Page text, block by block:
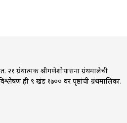
ग्रंथात्मक श्रीगणेशोपासना ग्रंथमालेची
ही ९ खंड १७०० वर पृष्ठांची ग्रंथमालिका.